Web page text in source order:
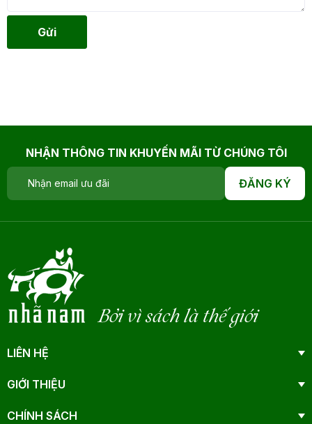
Gửi
NHẬN THÔNG TIN KHUYẾN MÃI TỪ CHÚNG TÔI
ĐĂNG KÝ
Bởi vì sách là thế giới
LIÊN HỆ
GIỚI THIỆU
CHÍNH SÁCH